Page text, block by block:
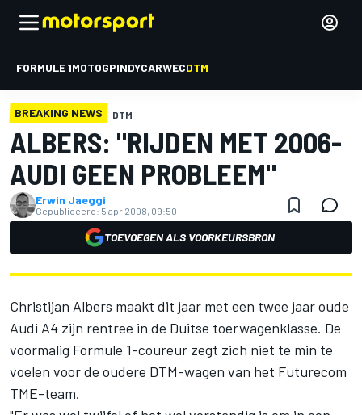
FORMULE 1MOTOGPINDYCARWECDTM
BREAKING NEWS DTM
ALBERS: "RIJDEN MET 2006-
AUDI GEEN PROBLEEM"
Erwin Jaeggi
Gepubliceerd: 5 apr 2008, 09:50
TOEVOEGEN ALS VOORKEURSBRON
Christijan Albers maakt dit jaar met een twee jaar oude
Audi A4 zijn rentree in de Duitse toerwagenklasse. De
voormalig Formule 1-coureur zegt zich niet te min te
voelen voor de oudere DTM-wagen van het Futurecom
TME-team.